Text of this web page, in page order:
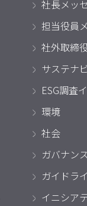
社長メッ
担当役員
社外取締
サステナ
ESG調査
環境
社会
ガバナンス
ガイドラ
イニシア